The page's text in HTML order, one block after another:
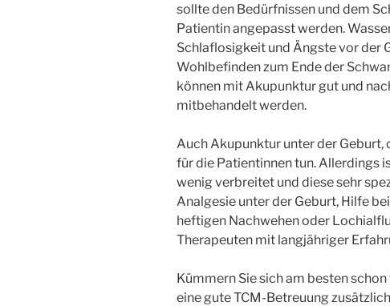
sollte den Bedürfnissen und dem
Patientin angepasst werden.
Schlaflosigkeit und Ängste vor der
Wohlbefinden zum Ende der
können mit Akupunktur gut und
mitbehandelt werden.
Auch Akupunktur unter der Geburt,
für die Patientinnen tun. Allerdings
wenig verbreitet und diese sehr
Analgesie unter der Geburt, Hilfe
heftigen Nachwehen oder
Therapeuten mit langjähriger
Kümmern Sie sich am besten
eine gute TCM-Betreuung